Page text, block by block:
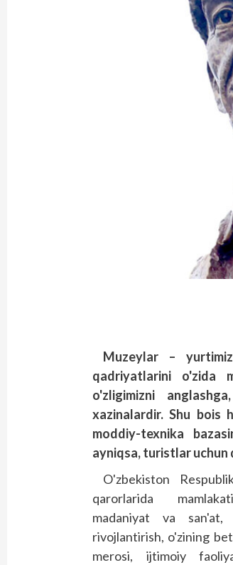
Muzeylar –
qadriyatlarini o'zida
o'zligimizni
xazinalardir. Shu bois
moddiy-texnika
ayniqsa, turistlar
O'zbekiston
qarorlarida
madaniyat va san'at,
rivojlantirish, o'zining
merosi, ijtimoiy